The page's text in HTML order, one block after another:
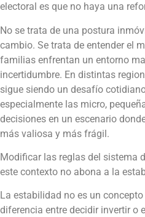
electoral es que no haya una
No se trata de una postura
cambio. Se trata de entender el
familias enfrentan un entorno
incertidumbre. En distintas
sigue siendo un desafío
especialmente las micro,
decisiones en un escenario
más valiosa y más frágil.
Modificar las reglas del sistema
este contexto no abona a la
La estabilidad no es un
diferencia entre decidir invertir o